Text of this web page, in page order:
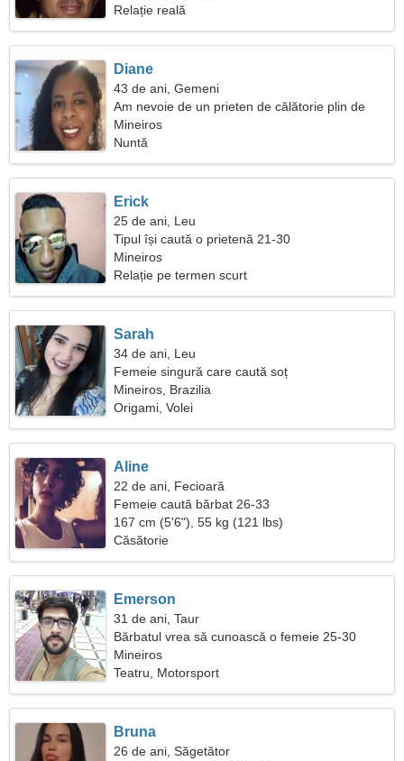
Relație reală
Diane
43 de ani, Gemeni
Am nevoie de un prieten de călătorie plin de
energie
Mineiros
Nuntă
Erick
25 de ani, Leu
Tipul își caută o prietenă 21-30
Mineiros
Relație pe termen scurt
Sarah
34 de ani, Leu
Femeie singură care caută soț
Mineiros, Brazilia
Origami, Volei
Aline
22 de ani, Fecioară
Femeie caută bărbat 26-33
167 cm (5'6"), 55 kg (121 lbs)
Căsătorie
Emerson
31 de ani, Taur
Bărbatul vrea să cunoască o femeie 25-30
Mineiros
Teatru, Motorsport
Bruna
26 de ani, Săgetător